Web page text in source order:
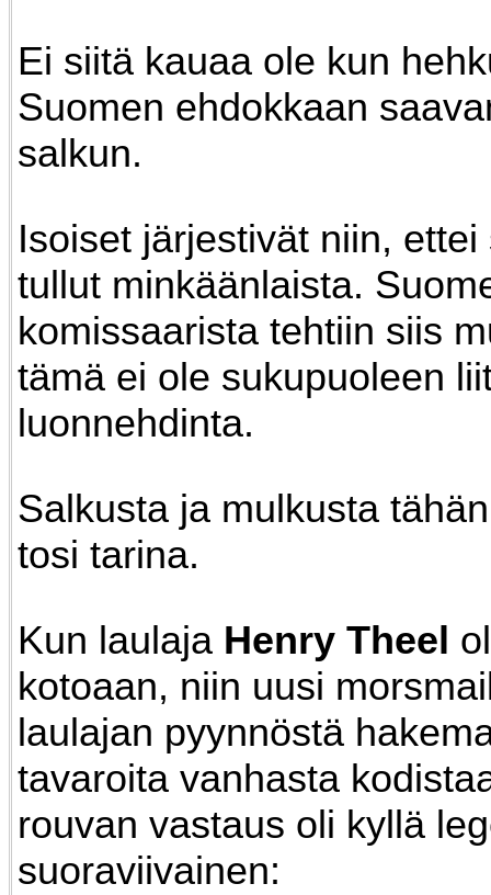
Ei siitä kauaa ole kun
Suomen ehdokkaan
salkun.
Isoiset järjestivät niin, ettei
tullut minkäänlaista.
komissaarista tehtiin siis
tämä ei ole sukupuoleen
luonnehdinta.
Salkusta ja mulkusta
tosi tarina.
Kun laulaja Henry Theel
kotoaan, niin uusi
laulajan pyynnöstä
tavaroita vanhasta
rouvan vastaus oli kyllä
suoraviivainen: